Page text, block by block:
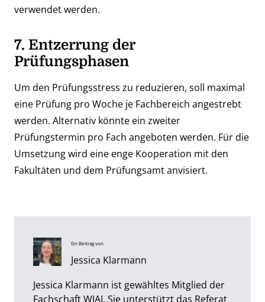
verwendet werden.
7. Entzerrung der
Prüfungsphasen
Um den Prüfungsstress zu reduzieren, soll maximal
eine Prüfung pro Woche je Fachbereich angestrebt
werden. Alternativ könnte ein zweiter
Prüfungstermin pro Fach angeboten werden. Für die
Umsetzung wird eine enge Kooperation mit den
Fakultäten und dem Prüfungsamt anvisiert.
Ein Beitrag von
Jessica Klarmann
Jessica Klarmann ist gewähltes Mitglied der
Fachschaft WIAI. Sie unterstützt das Referat